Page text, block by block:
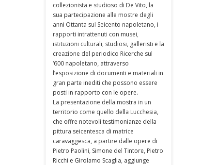
collezionista e studioso di De Vito, la
sua partecipazione alle mostre degli
anni Ottanta sul Seicento napoletano, i
rapporti intrattenuti con musei,
istituzioni culturali, studiosi, galleristi e la
creazione del periodico Ricerche sul
‘600 napoletano, attraverso
l’esposizione di documenti e materiali in
gran parte inediti che possono essere
posti in rapporto con le opere.
La presentazione della mostra in un
territorio come quello della Lucchesia,
che offre notevoli testimonianze della
pittura seicentesca di matrice
caravaggesca, a partire dalle opere di
Pietro Paolini, Simone del Tintore, Pietro
Ricchi e Girolamo Scaglia, aggiunge